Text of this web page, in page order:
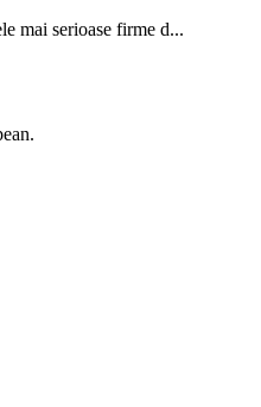
mai serioase firme d...